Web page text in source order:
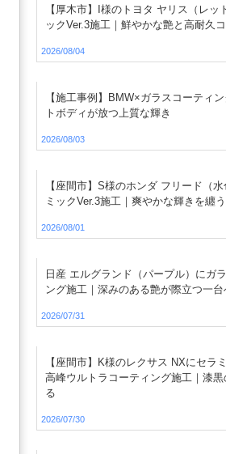
【厚木市】I様のトヨタ ヤリス（レッ
ックVer.3施工｜鮮やかな艶と高耐久
2026/08/04
【施工事例】BMW×ガラスコーティ
トボディが放つ上質な輝き
2026/08/03
【座間市】S様のホンダ フリード（
ミックVer.3施工｜爽やかな輝きを纏
2026/08/01
日産 エルグランド（パープル）にガ
ング施工｜深みのある艶が際立つ一台
2026/07/31
【座間市】K様のレクサス NXにセラ
高峰ウルトラコーティング施工｜漆黒
る
2026/07/30